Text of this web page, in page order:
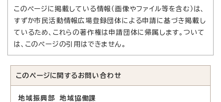
このページに掲載している情報（画像やファイル等を含む）は、
すずか市民活動情報広場登録団体による申請に基づき掲載し
ているため、これらの著作権は申請団体に帰属します。ついて
は、このページの引用はできません。
このページに関する お問い合わせ
地域振興部 地域協働課